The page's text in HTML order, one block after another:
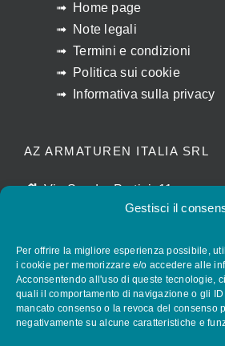
Gestisci il
Per offrire la migliore esperienza possibile,
i cookie per memorizzare e/o accedere alle
Acconsentendo all'uso di queste tecnologie,
quali il comportamento di navigazione o gli ID
mancato consenso o la revoca del consenso
negativamente su alcune caratteristiche e
Home page
Note legali
Termini e condizioni
Politica sui cookie
Informativa sulla privacy
AZ ARMATUREN ITALIA SRL
Via Sandro Pertini, 11
I-28010 CALTIGNAGA (NO)
+39 (0) 321 652028
FOLLOW AZ ARMATUREN